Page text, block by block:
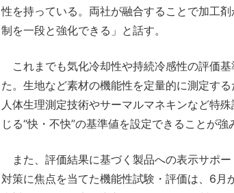
性を持っている。両社が融合することで加工
制を一段と強化できる」と話す。
これまでも気化冷却性や持続冷感性の評価
た。生地など素材の機能性を定量的に測定す
人体生理測定技術やサーマルマネキンなど特
じる“快・不快”の基準値を設定できることが強
また、評価結果に基づく製品への表示サポ
対策に焦点を当てた機能性試験・評価は、6月